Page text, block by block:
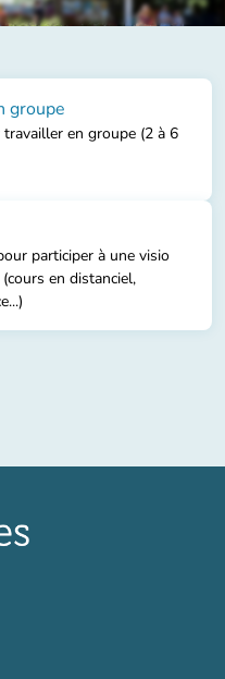
groupe
en groupe (2 à 6
participer à une visio
en distanciel,